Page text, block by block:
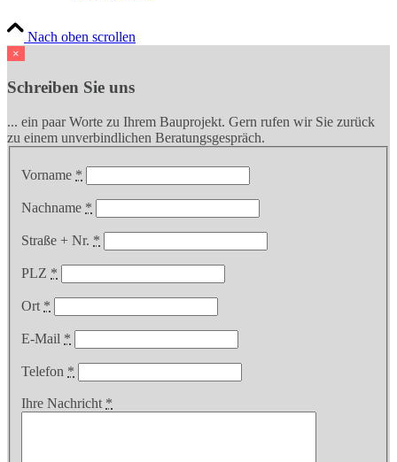
Nach oben scrollen
×
Schreiben Sie uns
... ein paar Worte zu Ihrem Bauprojekt. Gern rufen wir Sie zurück
zu einem unverbindlichen Beratungsgespräch.
Vorname *
Nachname *
Straße + Nr. *
PLZ *
Ort *
E-Mail *
Telefon *
Ihre Nachricht *